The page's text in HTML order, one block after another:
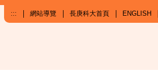
::: 網站導覽 長庚科大首頁 ENGLISH